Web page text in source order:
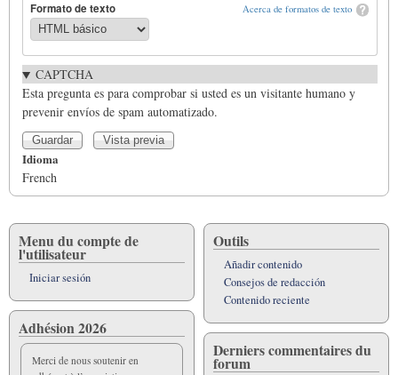
Acerca de formatos de texto
Formato de texto
CAPTCHA
Esta pregunta es para comprobar si usted es un visitante humano y
prevenir envíos de spam automatizado.
Idioma
French
Menu du compte de
l'utilisateur
Iniciar sesión
Adhésion 2026
Merci de nous soutenir en
Outils
Añadir contenido
Consejos de redacción
Contenido reciente
Derniers commentaires du
forum